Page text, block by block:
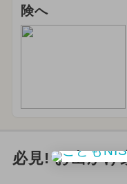
険へ
必見! お出かけ